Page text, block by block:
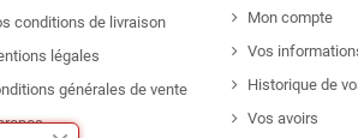
conditions de livraison
légales
générales de vente
Mon compte
Vos
Historique de
Vos avoirs